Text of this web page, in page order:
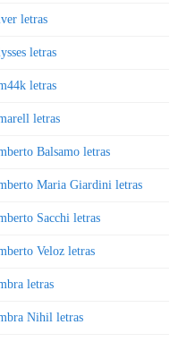
letras
letras
letras
letras
Balsamo letras
Maria Giardini letras
Sacchi letras
Veloz letras
letras
Nihil letras